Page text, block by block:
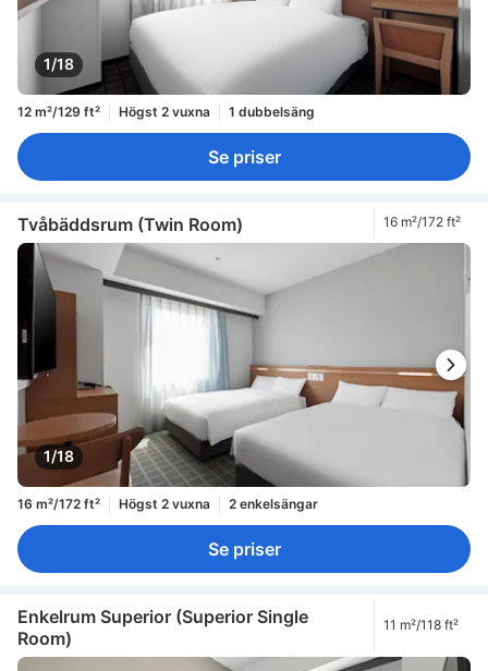
1/18
12 m²/129 ft² Högst 2 vuxna 1 dubbelsäng
Se priser
Tvåbäddsrum (Twin Room) 16 m²/172 ft²
1/18
16 m²/172 ft² Högst 2 vuxna 2 enkelsängar
Se priser
Enkelrum Superior (Superior Single
Room)
11 m²/118 ft²